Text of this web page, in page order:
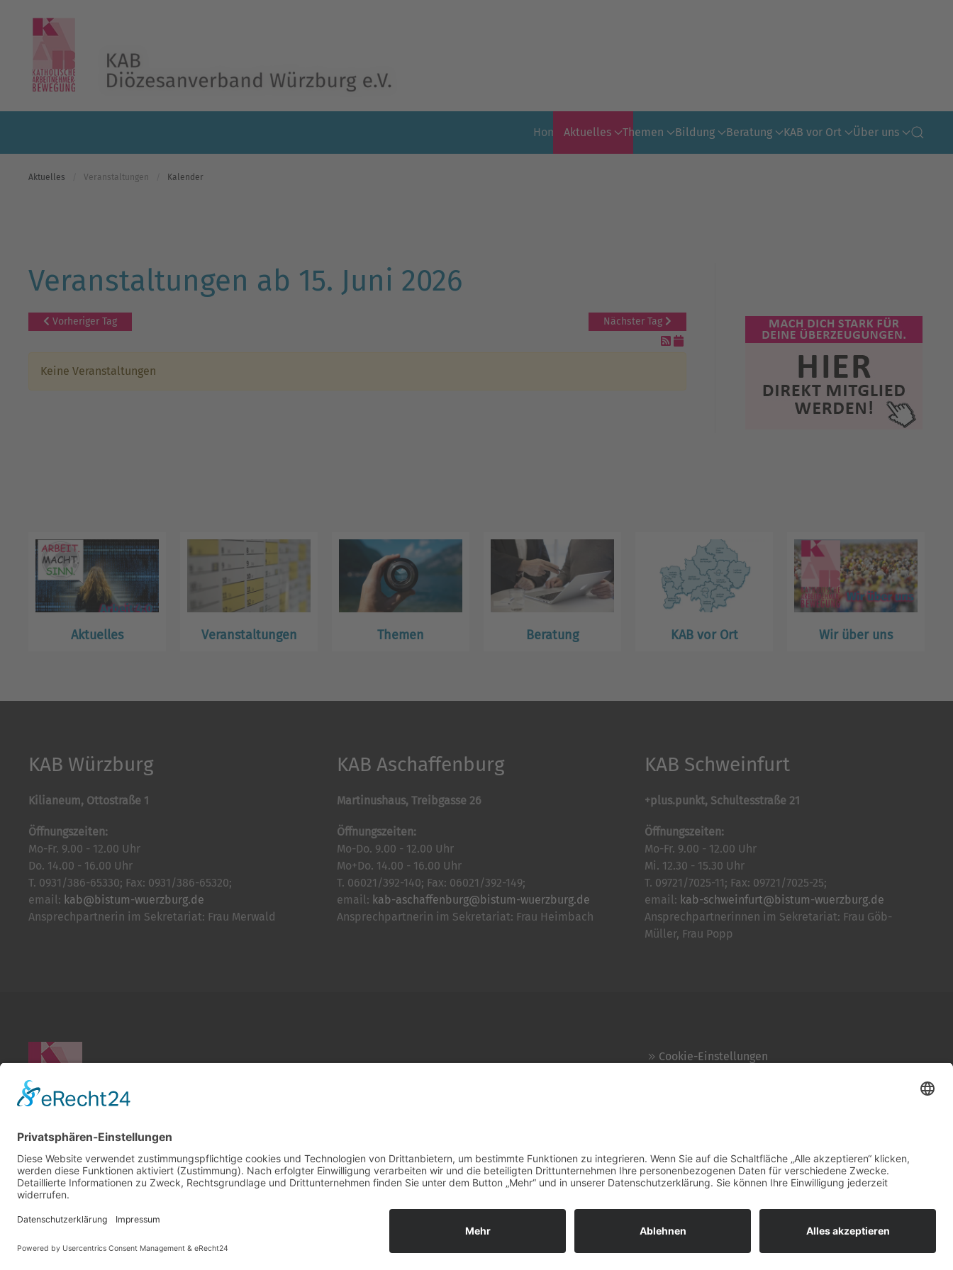
Skip to main content
Home Aktuelles Themen Bildung Beratung KAB vor Ort Über uns
Aktuelles Veranstaltungen Kalender
Veranstaltungen ab 15. Juni 2026
Vorheriger Tag Nächster Tag
Keine Veranstaltungen
Aktuelles Veranstaltungen Themen Beratung KAB vor Ort Wir über uns
KAB Würzburg
Kilianeum, Ottostraße 1
Öffnungszeiten:
Mo-Fr. 9.00 - 12.00 Uhr
Do. 14.00 - 16.00 Uhr
T. 0931/386-65330; Fax: 0931/386-65320;
email: kab@bistum-wuerzburg.de
Ansprechpartnerin im Sekretariat: Frau Merwald
KAB Aschaffenburg
Martinushaus, Treibgasse 26
Öffnungszeiten:
Mo-Do. 9.00 - 12.00 Uhr
Mo+Do. 14.00 - 16.00 Uhr
T. 06021/392-140; Fax: 06021/392-149;
email: kab-aschaffenburg@bistum-wuerzburg.de
Ansprechpartnerin im Sekretariat: Frau Heimbach
KAB Schweinfurt
+plus.punkt, Schultesstraße 21
Öffnungszeiten:
Mo-Fr. 9.00 - 12.00 Uhr
Mi. 12.30 - 15.30 Uhr
T. 09721/7025-11; Fax: 09721/7025-25;
email: kab-schweinfurt@bistum-wuerzburg.de
Ansprechpartnerinnen im Sekretariat: Frau Göb-
Müller, Frau Popp
Cookie-Einstellungen
AGB + Datenschutz